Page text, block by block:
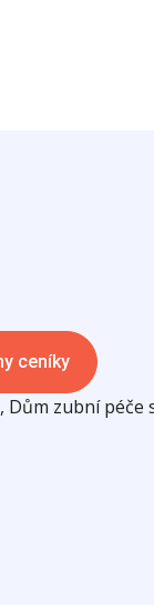
ceníky
zubní péče